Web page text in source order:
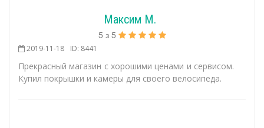
Максим М.
5 з 5
2019-11-18 ID: 8441
Прекрасный магазин с хорошими ценами и сервисом.
Купил покрышки и камеры для своего велосипеда.